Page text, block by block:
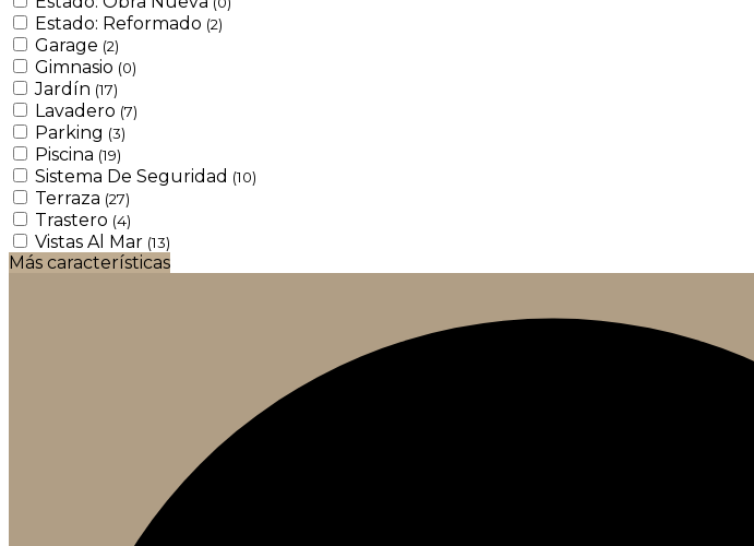
Estado: Reformado (2)
Garage (2)
Gimnasio (0)
Jardín (17)
Lavadero (7)
Parking (3)
Piscina (19)
Sistema De Seguridad (10)
Terraza (27)
Trastero (4)
Vistas Al Mar (13)
Más características